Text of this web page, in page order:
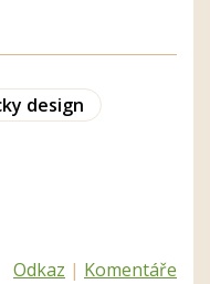
design
Odkaz | Komentáře